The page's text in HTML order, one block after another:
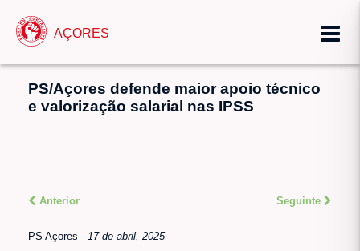
AÇORES
PS/Açores defende maior apoio técnico
e valorização salarial nas IPSS
Anterior Seguinte
PS Açores - 17 de abril, 2025